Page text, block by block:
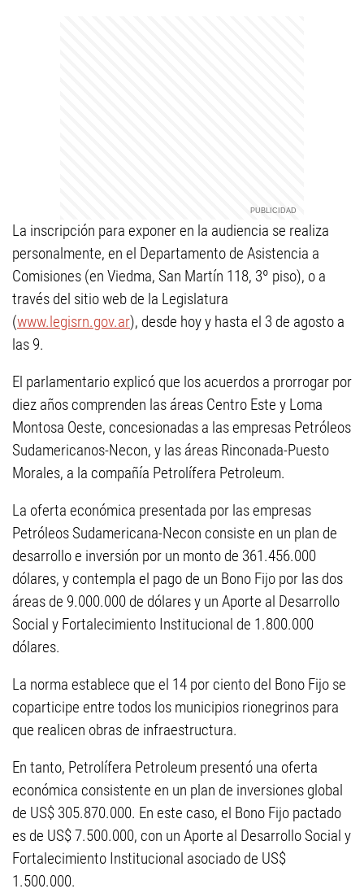
La inscripción para exponer en la audiencia se realiza
personalmente, en el Departamento de Asistencia a
Comisiones (en Viedma, San Martín 118, 3º piso), o a
través del sitio web de la Legislatura
(www.legisrn.gov.ar), desde hoy y hasta el 3 de agosto a
las 9.
El parlamentario explicó que los acuerdos a prorrogar por
diez años comprenden las áreas Centro Este y Loma
Montosa Oeste, concesionadas a las empresas Petróleos
Sudamericanos-Necon, y las áreas Rinconada-Puesto
Morales, a la compañía Petrolífera Petroleum.
La oferta económica presentada por las empresas
Petróleos Sudamericana-Necon consiste en un plan de
desarrollo e inversión por un monto de 361.456.000
dólares, y contempla el pago de un Bono Fijo por las dos
áreas de 9.000.000 de dólares y un Aporte al Desarrollo
Social y Fortalecimiento Institucional de 1.800.000
dólares.
La norma establece que el 14 por ciento del Bono Fijo se
coparticipe entre todos los municipios rionegrinos para
que realicen obras de infraestructura.
En tanto, Petrolífera Petroleum presentó una oferta
económica consistente en un plan de inversiones global
de US$ 305.870.000. En este caso, el Bono Fijo pactado
es de US$ 7.500.000, con un Aporte al Desarrollo Social y
Fortalecimiento Institucional asociado de US$
1.500.000.